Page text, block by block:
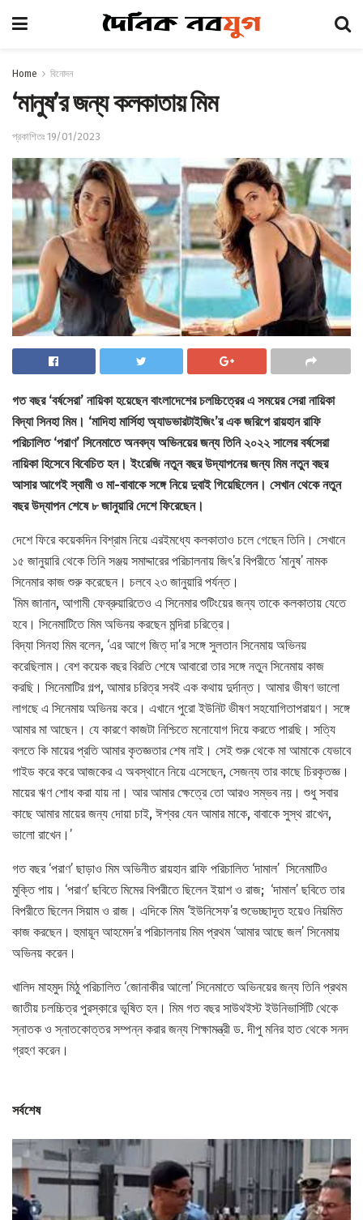
Home বিনোদন
‘মানুষ’র জন্য কলকাতায় মিম
প্রকাশিতঃ 19/01/2023
গত বছর ‘বর্ষসেরা’ নায়িকা হয়েছেন বাংলাদেশের চলচ্চিত্রের এ সময়ের সেরা নায়িকা
বিদ্যা সিনহা মিম। ‘মাদিহা মার্সিহা অ্যাডভারটাইজিং’র এক জরিপে রায়হান রাফি
পরিচালিত ‘পরাণ’ সিনেমাতে অনবদ্য অভিনয়ের জন্য তিনি ২০২২ সালের বর্ষসেরা
নায়িকা হিসেবে বিবেচিত হন। ইংরেজি নতুন বছর উদ্যাপনের জন্য মিম নতুন বছর
আসার আগেই স্বামী ও মা-বাবাকে সঙ্গে নিয়ে দুবাই গিয়েছিলেন। সেখান থেকে নতুন
বছর উদ্যাপন শেষে ৮ জানুয়ারি দেশে ফিরেছেন।
দেশে ফিরে কয়েকদিন বিশ্রাম নিয়ে এরইমধ্যে কলকাতাও চলে গেছেন তিনি। সেখানে
১৫ জানুয়ারি থেকে তিনি সঞ্জয় সমাদ্দারের পরিচালনায় জিৎ’র বিপরীতে ‘মানুষ’ নামক
সিনেমার কাজ শুরু করেছেন। চলবে ২৩ জানুয়ারি পর্যন্ত।
‘মিম জানান, আগামী ফেব্রুয়ারিতেও এ সিনেমার শুটিংয়ের জন্য তাকে কলকাতায় যেতে
হবে। সিনেমাটিতে মিম অভিনয় করছেন মন্দিরা চরিত্রে।
বিদ্যা সিনহা মিম বলেন, ‘এর আগে জিত্ দা’র সঙ্গে সুলতান সিনেমায় অভিনয়
করেছিলাম। বেশ কয়েক বছর বিরতি শেষে আবারো তার সঙ্গে নতুন সিনেমায় কাজ
করছি। সিনেমাটির গল্প, আমার চরিত্র সবই এক কথায় দুর্দান্ত। আমার ভীষণ ভালো
লাগছে এ সিনেমায় অভিনয় করে। এখানে পুরো ইউনিট ভীষণ সহযোগিতাপরায়ণ। সঙ্গে
আমার মা আছেন। যে কারণে কাজটা নিশ্চিতে মনোযোগ দিয়ে করতে পারছি। সত্যি
বলতে কি মায়ের প্রতি আমার কৃতজ্ঞতার শেষ নাই। সেই শুরু থেকে মা আমাকে যেভাবে
গাইড করে করে আজকের এ অবস্থানে নিয়ে এসেছেন, সেজন্য তার কাছে চিরকৃতজ্ঞ।
মায়ের ঋণ শোধ করা যায় না। আর আমার ক্ষেত্রে তো আরও সম্ভব নয়। শুধু সবার
কাছে আমার মায়ের জন্য দোয়া চাই, ঈশ্বর যেন আমার মাকে, বাবাকে সুস্থ রাখেন,
ভালো রাখেন।’
গত বছর ‘পরাণ’ ছাড়াও মিম অভিনীত রায়হান রাফি পরিচালিত ‘দামাল’ সিনেমাটিও
মুক্তি পায়। ‘পরাণ’ ছবিতে মিমের বিপরীতে ছিলেন ইয়াশ ও রাজ; ‘দামাল’ ছবিতে তার
বিপরীতে ছিলেন সিয়াম ও রাজ। এদিকে মিম ‘ইউনিসেফ’র শুভেচ্ছাদূত হয়েও নিয়মিত
কাজ করছেন। হুমায়ূন আহমেদ’র পরিচালনায় মিম প্রথম ‘আমার আছে জল’ সিনেমায়
অভিনয় করেন।
খালিদ মাহমুদ মিঠু পরিচালিত ‘জোনাকীর আলো’ সিনেমাতে অভিনয়ের জন্য তিনি প্রথম
জাতীয় চলচ্চিত্র পুরস্কারে ভূষিত হন। মিম গত বছর সাউথইস্ট ইউনিভার্সিটি থেকে
স্নাতক ও স্নাতকোত্তর সম্পন্ন করার জন্য শিক্ষামন্ত্রী ড. দীপু মনির হাত থেকে সনদ
গ্রহণ করেন।
সর্বশেষ